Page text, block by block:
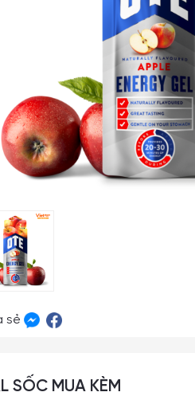
sẻ
SỐC MUA KÈM